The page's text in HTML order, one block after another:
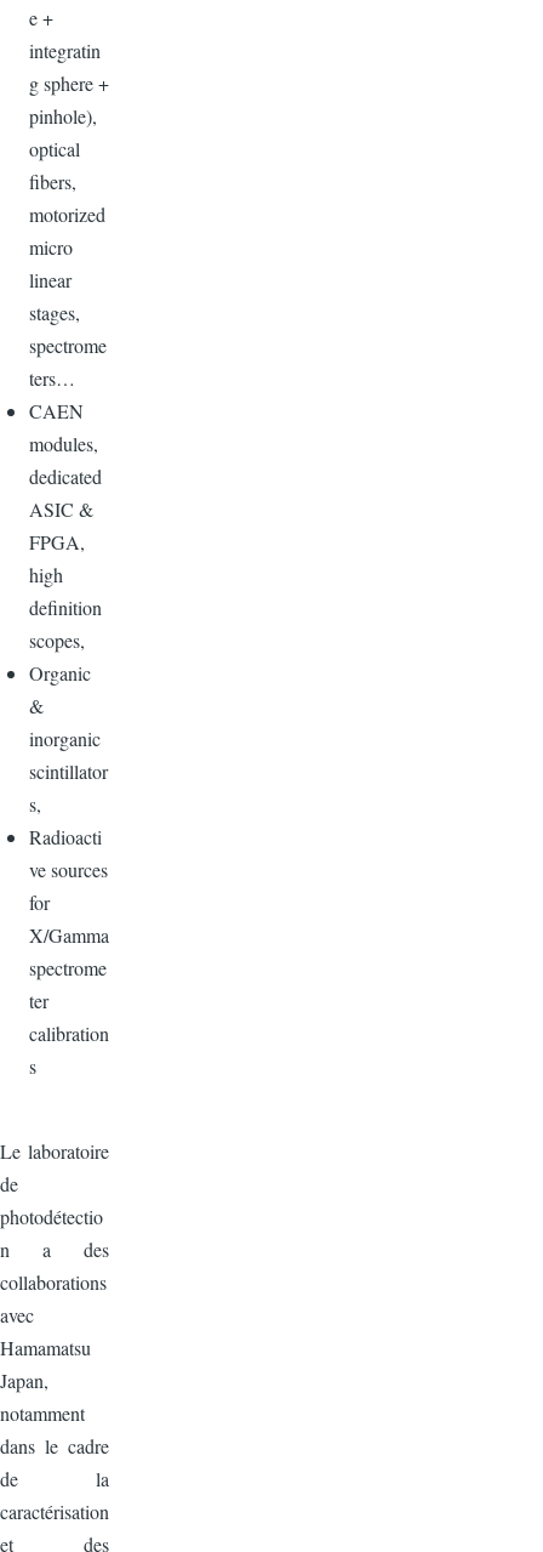
e +
integratin
g sphere +
pinhole),
optical
fibers,
motorized
micro
linear
stages,
spectrome
ters…
CAEN
modules,
dedicated
ASIC &
FPGA,
high
definition
scopes,
Organic
&
inorganic
scintillator
s,
Radioacti
ve sources
for
X/Gamma
spectrome
ter
calibration
s
Le laboratoire
de
photodétectio
n a des
collaborations
avec
Hamamatsu
Japan,
notamment
dans le cadre
de la
caractérisation
et des